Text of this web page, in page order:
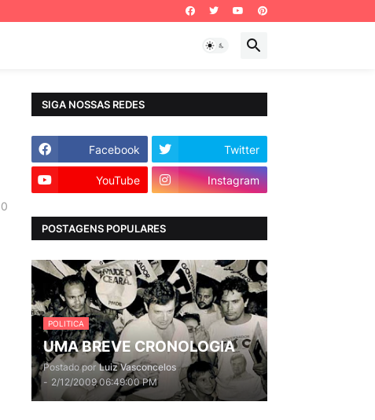
0
SIGA NOSSAS REDES
Facebook Twitter
YouTube Instagram
POSTAGENS POPULARES
POLITICA
UMA BREVE CRONOLOGIA
Postado por Luiz Vasconcelos
- 2/12/2009 06:49:00 PM